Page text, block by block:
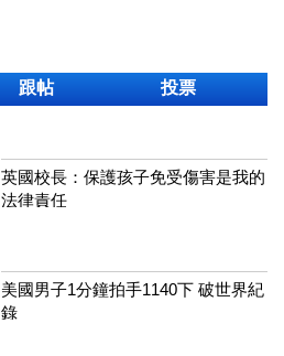
跟帖 投票
英國校長：保護孩子免受傷害是我的
法律責任
美國男子1分鐘拍手1140下 破世界紀
錄